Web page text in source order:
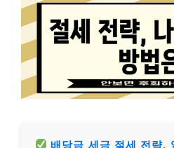
배당금 세금 절세 전략,